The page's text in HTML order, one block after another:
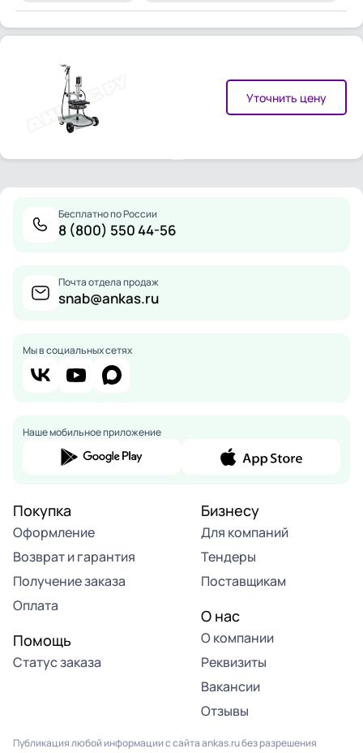
Уточнить цену
Бесплатно по России
8 (800) 550 44-56
Почта отдела продаж
snab@ankas.ru
Мы в социальных сетях
Наше мобильное приложение
Покупка
Оформление
Возврат и гарантия
Получение заказа
Оплата
Помощь
Статус заказа
Бизнесу
Для компаний
Тендеры
Поставщикам
О нас
О компании
Реквизиты
Вакансии
Отзывы
Публикация любой информации с сайта ankas.ru без разрешения